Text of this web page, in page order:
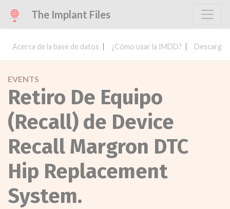
The Implant Files
Acerca de la base de datos ¿Cómo usar la IMDD? Descargar
EVENTS
Retiro De Equipo
(Recall) de Device
Recall Margron DTC
Hip Replacement
System.